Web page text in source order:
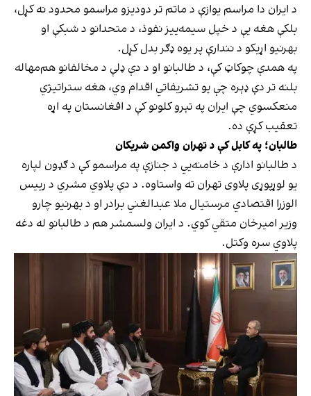
د ایران دا مراسم یوازې د ماتم تر دودیزو مراسمو محدود نه کړل،
بلکې هغه یې د خپل سیمه‌ییز نفوذ، د متحدانو د شبکې او
بهرنیو اړیکو د نندارې پر یوه ډګر بدل کړل.
په همدې چوکاټ کې، د طالبانو او د دې ډلې د مخالفانو هم‌مهاله
بلنه تر دې ډېره چې یو تشریفاتي اقدام وي، هغه ستراتیژي
منعکسوي چې ایران په تېرو کلونو کې د افغانستان په اړه
تعقیب کړې ده.
طالبان؛ په کابل کې د تهران واکمن شریکان
د طالبانو ادارې د خامنه‌يي د جنازې په مراسمو کې د ګډون لپاره
یو لوړپوړی پلاوی تهران ته واستاوه. د دې پلاوي مشري د رییس
الوزرا اقتصادي مرستیال ملا عبدالغني برادر او د بهرنیو چارو
وزیر امیرخان متقي کوي. د ایران ولسمشر هم د طالبانو له دغه
پلاوي سره وکتل.